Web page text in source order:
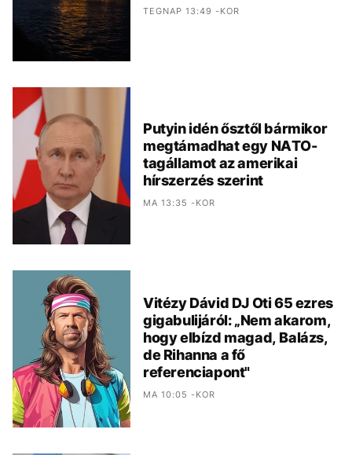
TEGNAP 13:49 -KOR
Putyin idén ősztől bármikor
megtámadhat egy NATO-
tagállamot az amerikai
hírszerzés szerint
MA 13:35 -KOR
Vitézy Dávid DJ Oti 65 ezres
gigabulijáról: „Nem akarom,
hogy elbízd magad, Balázs,
de Rihanna a fő
referenciapont"
MA 10:05 -KOR